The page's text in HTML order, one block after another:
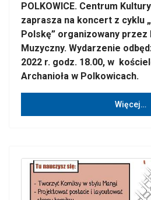
POLKOWICE. Centrum
zaprasza na koncert z cyklu
Polskę” organizowany
Muzyczny. Wydarzenie
2022 r. godz. 18.00, w
Archanioła w Polkowicach.
Więcej…